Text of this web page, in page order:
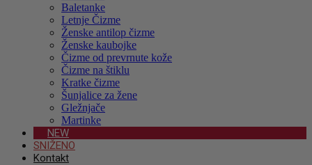
Baletanke
Letnje Čizme
Ženske antilop čizme
Ženske kaubojke
Čizme od prevrnute kože
Čizme na štiklu
Kratke čizme
Šunjalice za žene
Gležnjače
Martinke
NEW
SNIŽENO
Kontakt